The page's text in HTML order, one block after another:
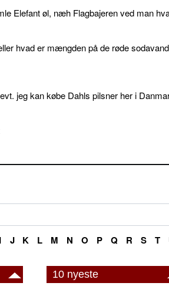
Elefant øl, næh Flagbajeren ved man
hvad er mængden på de røde
jeg kan købe Dahls pilsner her i
I J K L M N O P Q R S T
10 nyeste